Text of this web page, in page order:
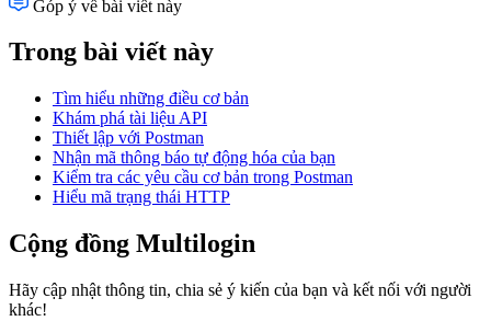
Góp ý về bài viết này
Trong bài viết này
Tìm hiểu những điều cơ bản
Khám phá tài liệu API
Thiết lập với Postman
Nhận mã thông báo tự động hóa của bạn
Kiểm tra các yêu cầu cơ bản trong Postman
Hiểu mã trạng thái HTTP
Cộng đồng Multilogin
Hãy cập nhật thông tin, chia sẻ ý kiến của bạn và kết nối với người
khác!